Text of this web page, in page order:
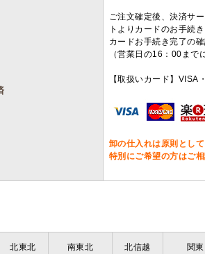
ご注文確定後、決済サ
トよりカードのお手続
カードお手続き完了の
（営業日の16：00ま
【取扱いカード】
卸の仕入れは原則とし
特別にご希望の方はご
料
北東北 南東北 北信越 関東